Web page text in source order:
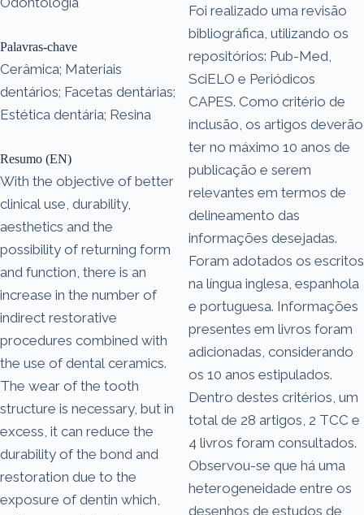
Palavras-chave
Cerâmica; Materiais
dentários; Facetas dentárias;
Estética dentária; Resina
Resumo (EN)
With the objective of better
clinical use, durability,
aesthetics and the
possibility of returning form
and function, there is an
increase in the number of
indirect restorative
procedures combined with
the use of dental ceramics.
The wear of the tooth
structure is necessary, but in
excess, it can reduce the
durability of the bond and
restoration due to the
exposure of dentin which,
Foi realizado uma revisão
bibliográfica, utilizando os
repositórios: Pub-Med,
SciELO e Periódicos
CAPES. Como critério de
inclusão, os artigos deverão
ter no máximo 10 anos de
publicação e serem
relevantes em termos de
delineamento das
informações desejadas.
Foram adotados os escritos
na língua inglesa, espanhola
e portuguesa. Informações
presentes em livros foram
adicionadas, considerando
os 10 anos estipulados.
Dentro destes critérios, um
total de 28 artigos, 2 TCC e
4 livros foram consultados.
Observou-se que há uma
heterogeneidade entre os
desenhos de estudos de